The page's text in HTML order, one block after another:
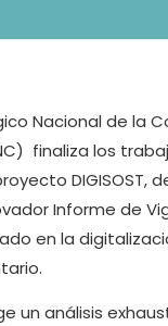
Nacional de la
finaliza los
DIGISOST,
Informe de
en la
un análisis